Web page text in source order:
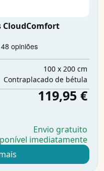
CloudComfort
100 x 200 cm
Contraplacado de bétula
119,95 €
Envio gratuito
imediatamente